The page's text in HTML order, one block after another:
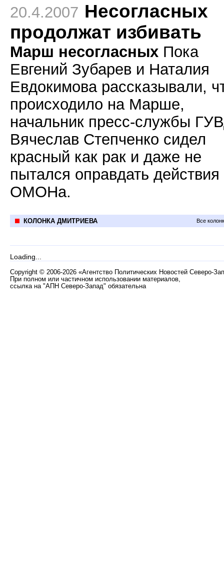
20.4.2007 Несогласных
продолжат избивать
Марш несогласных Пока
Евгений Зубарев и Наталия
Евдокимова рассказывали,
происходило на Марше,
начальник пресс-службы
Вячеслав Степченко сидел
красный как рак и даже не
пытался оправдать действия
ОМОНа.
КОЛОНКА ДМИТРИЕВА Все
Loading...
Copyright © 2006-2026 «Агентство Политических Новостей Северо-
При полном или частичном использовании материалов,
ссылка на "АПН Северо-Запад" обязательна